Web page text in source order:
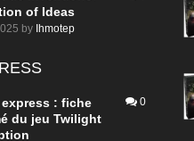
of Ideas
by Ihmotep
express : fiche
du jeu Twilight
0